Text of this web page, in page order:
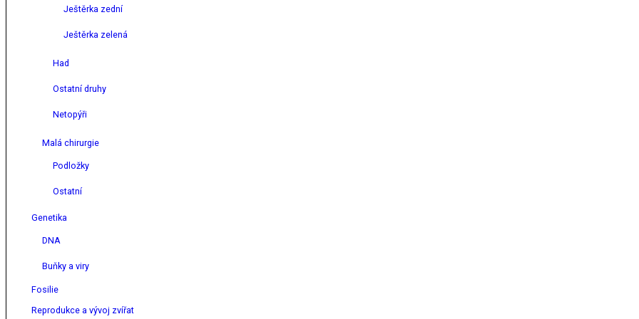
Ještěrka zední
Ještěrka zelená
Had
Ostatní druhy
Netopýři
Malá chirurgie
Podložky
Ostatní
Genetika
DNA
Buňky a viry
Fosilie
Reprodukce a vývoj zvířat